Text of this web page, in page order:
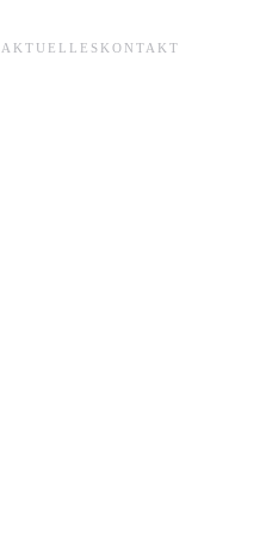
AKTUELLES KONTAKT